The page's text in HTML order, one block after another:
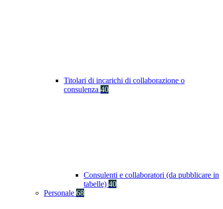
Titolari di incarichi di collaborazione o
consulenza 40
Consulenti e collaboratori (da pubblicare in
tabelle) 40
Personale 68